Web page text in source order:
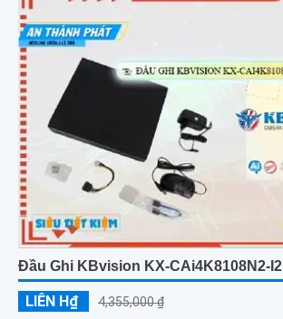
Đầu Ghi KBvision KX-CAi4K8108N2-I2
LIÊN H₫ 4,355,000 ₫